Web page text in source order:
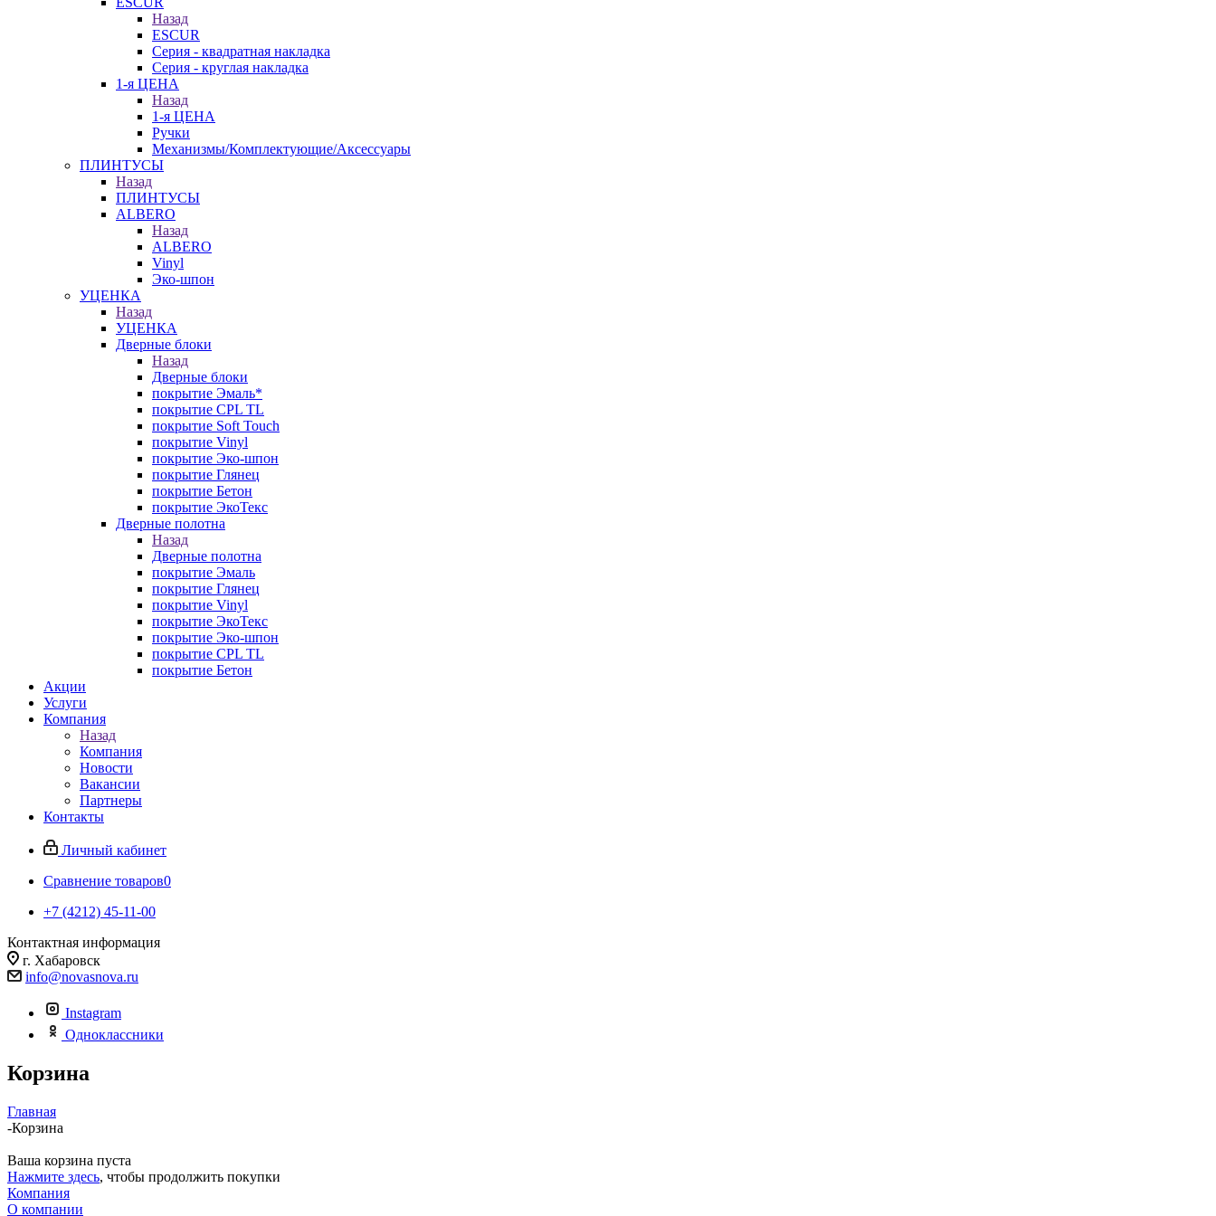
Назад
ESCUR
Серия - квадратная накладка
Серия - круглая накладка
1-я ЦЕНА
Назад
1-я ЦЕНА
Ручки
Механизмы/Комплектующие/Аксессуары
ПЛИНТУСЫ
Назад
ПЛИНТУСЫ
ALBERO
Назад
ALBERO
Vinyl
Эко-шпон
УЦЕНКА
Назад
УЦЕНКА
Дверные блоки
Назад
Дверные блоки
покрытие Эмаль*
покрытие CPL TL
покрытие Soft Touch
покрытие Vinyl
покрытие Эко-шпон
покрытие Глянец
покрытие Бетон
покрытие ЭкоТекс
Дверные полотна
Назад
Дверные полотна
покрытие Эмаль
покрытие Глянец
покрытие Vinyl
покрытие ЭкоТекс
покрытие Эко-шпон
покрытие CPL TL
покрытие Бетон
Акции
Услуги
Компания
Назад
Компания
Новости
Вакансии
Партнеры
Контакты
Личный кабинет
Сравнение товаров0
+7 (4212) 45-11-00
Контактная информация
г. Хабаровск
info@novasnova.ru
Instagram
Одноклассники
Корзина
Главная
-Корзина
Ваша корзина пуста
Нажмите здесь, чтобы продолжить покупки
Компания
О компании